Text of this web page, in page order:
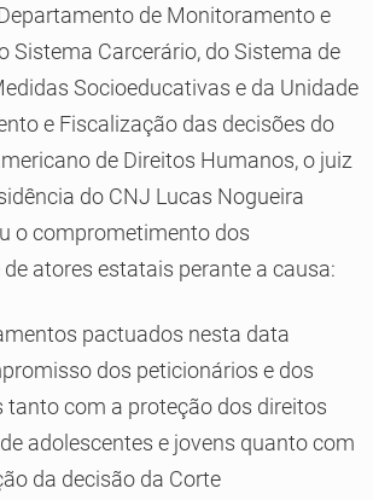
de Monitoramento e
Sistema Carcerário, do Sistema de
Socioeducativas e da Unidade
e Fiscalização das decisões do
de Direitos Humanos, o juiz
do CNJ Lucas Nogueira
o comprometimento dos
atores estatais perante a causa:
pactuados nesta data
dos peticionários e dos
tanto com a proteção dos direitos
adolescentes e jovens quanto com
da decisão da Corte